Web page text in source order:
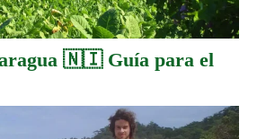
🇳🇮 Guía para el